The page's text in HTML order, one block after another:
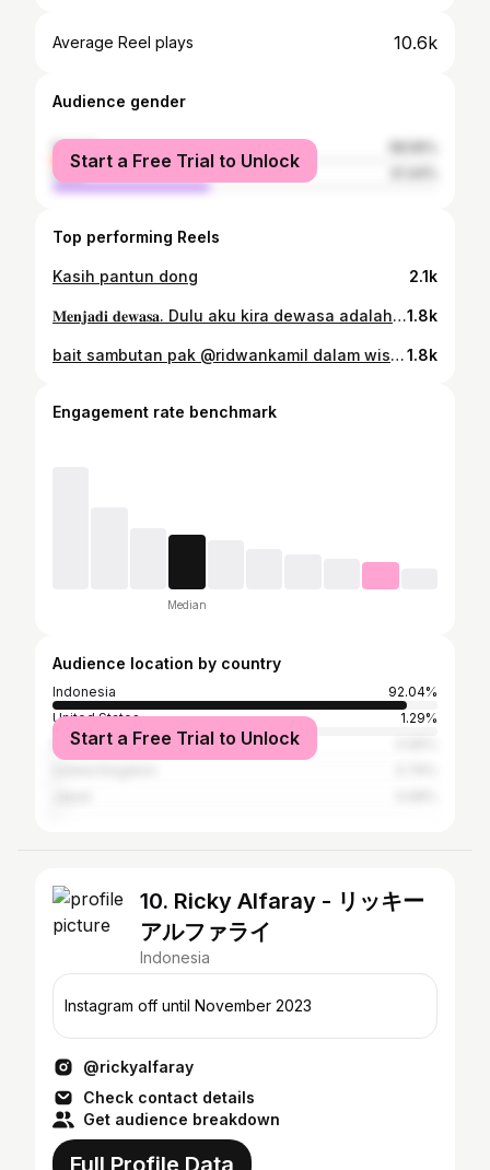
Average Reel plays 10.6k
Audience gender
female
male
Start a Free Trial to Unlock
Top performing Reels
Kasih pantun dong 2.1k
𝐌𝐞𝐧𝐣𝐚𝐝𝐢 𝐝𝐞𝐰𝐚𝐬𝐚. Dulu aku kira dewasa adalah saat udah gak takut lagi tidur sendiri gelap gelapan, udah gak takut lagi sama hantu, atau… udah gak takut lagi sama kecoa terbang di ujung kamar. Wkwkwk, ternyata gak gitu ya. Dewasa adalah tentang udah gak takut lagi ngadepin masalah, mungkin bukan gak takut sih, tapi lebih tepatnya gak lari. Menginjak umur 20-an, taun ini aku disuguhi banyak banget ups and downs yang belum pernah aku rasain sebelumnya. Tapi aku tau bahwa ini adalah salah satu proses pendewasaan yang harus aku lalui. Aku percaya dewasa bukan tentang umur, tapi tentang bagaimana seseorang berpikir, bersikap, dan bertindak. Menjadi dewasa adalah tentang berpikir panjang sebelum memutuskan sesuatu. Menjadi dewasa adalah tentang menyadari bahwa tidak semua hal akan berjalan sesuai dengan keinginan kita dan menyikapinya dengan pikiran yang positif. Menjadi dewasa adalah tentang belajar atas kesalahan, terbuka menghadapi persoalan, dan bertindak tidak melulu berdasarkan perasaan. Untuk mencapai itu semua butuh proses jatuh bangun yang panjang dan bertemu dengan masalah adalah salah satu cara terbaik untuk bisa belajar. Semakin banyak masalah yang kita temuin, semakin banyak kesempatan untuk belajar mengenal diri dan menjadi dewasa. 🖤🤎 #menjadidewasa1.8k
bait sambutan pak @ridwankamil dalam wisuda bu @ataliapr , yang tertera pada slide 2, 𝘚𝘦𝘮𝘶𝘢 𝘺𝘢𝘯𝘨 𝙧𝙪𝙩𝙞𝙣 𝘢𝘬𝘢𝘯 𝘥𝘪𝘨𝘢𝘯𝘵𝘪𝘬𝘢𝘯 𝘰𝘭𝘦𝘩 𝙢𝙚𝙨𝙞𝙣 𝘚𝘦𝘮𝘶𝘢 𝘺𝘢𝘯𝘨 𝙯𝙤𝙣𝙖 𝙣𝙮𝙖𝙢𝙖𝙣 𝘢𝘬𝘢𝘯 𝘬𝘢𝘭𝘢𝘩 𝘰𝘭𝘦𝘩 𝙙𝙞𝙨𝙧𝙪𝙥𝙨𝙞 𝙥𝙚𝙧𝙪𝙗𝙖𝙝𝙖𝙣 Selama bertugas menjadi ajudan milenial gubernur jawa barat, pak emil memperlihatkan secara langsung bahwasannya zona nyaman adalah sebuah perangkap tak kasat mata. Kenapa? karena zona nyaman adalah tempat yang stagnan. Stagnasi pada dasarnya berarti kita diam, berhenti bergerak dan maju. Dalam era yang serba cepat ini, diam artinya kamu akan tertinggal dan kalah. Dan itu bisa jadi sama dengan merelakan mimpi besarmu menjadi angan belaka. Menjadi seorang pemimpin yang bercita cita, harus rela melepas zona nyaman demi perubahan yang menguntungkan. Zona nyaman hanya akan melenyapkan kesempatan, kreatifitas, dan inovasi yang bermanfaat bagi perkembangan. Melawan ketidakpastian dan ketidaknyamanan memang bukanlah hal yang mudah, namun itulah yang bisa dilakukan untuk menghindari kenyamanan tersebut mengendalikan kita. Terimakasih pak, atas kesempatannya yang luar biasa. Semoga besok besok adziqa bisa jadi orang yang berpengaruh dan memberikan kebermanfaatan bagi banyak orang seperti bapak. #ajudangubjabar #jabarfutureleaders1.8k
Engagement rate benchmark
Median
Audience location by country
Indonesia
92.04%
United States
1.29%
Malaysia
Start a Free Trial to Unlock
10. Ricky Alfaray - リッキー
アルファライ
Indonesia
Instagram off until November 2023
@rickyalfaray
Check contact details
Get audience breakdown
Full Profile Data